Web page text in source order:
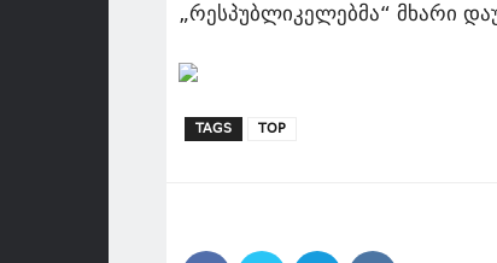
„რესპუბლიკელებმა“ მხარი
TAGS TOP